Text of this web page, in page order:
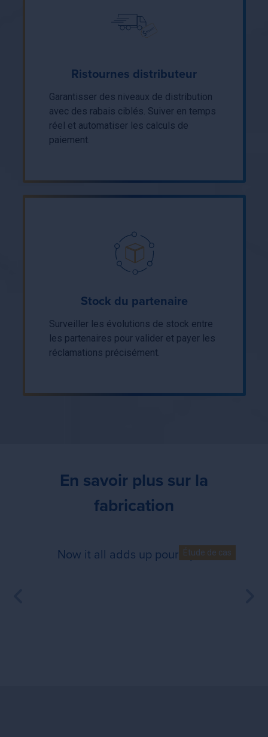
Ristournes distributeur
Garantisser des niveaux de distribution
avec des rabais ciblés. Suiver en temps
réel et automatiser les calculs de
paiement.
Stock du partenaire
Surveiller les évolutions de stock entre
les partenaires pour valider et payer les
réclamations précisément.
En savoir plus sur la
fabrication
Étude de cas
Now it all adds up pour Aptar
Now it all adds up pour Aptar